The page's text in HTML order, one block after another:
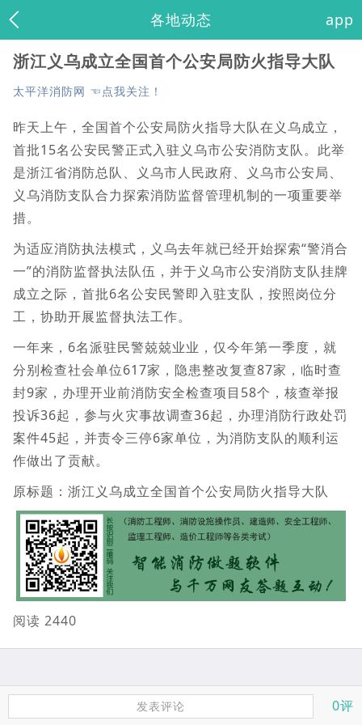
各地动态 app
浙江义乌成立全国首个公安局防火指导大队
太平洋消防网 ☜点我关注！
昨天上午，全国首个公安局防火指导大队在义乌成立，
首批15名公安民警正式入驻义乌市公安消防支队。此举
是浙江省消防总队、义乌市人民政府、义乌市公安局、
义乌消防支队合力探索消防监督管理机制的一项重要举
措。
为适应消防执法模式，义乌去年就已经开始探索“警消合
一”的消防监督执法队伍，并于义乌市公安消防支队挂牌
成立之际，首批6名公安民警即入驻支队，按照岗位分
工，协助开展监督执法工作。
一年来，6名派驻民警兢兢业业，仅今年第一季度，就
分别检查社会单位617家，隐患整改复查87家，临时查
封9家，办理开业前消防安全检查项目58个，核查举报
投诉36起，参与火灾事故调查36起，办理消防行政处罚
案件45起，并责令三停6家单位，为消防支队的顺利运
作做出了贡献。
原标题：浙江义乌成立全国首个公安局防火指导大队
阅读 2440
发表评论 0评